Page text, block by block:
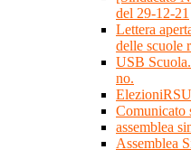
del 29-12-21
Lettera
delle scuole
USB
no.
Comunicato
assemblea
Assemblea